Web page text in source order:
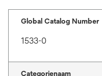
Global Catalog Number
1533-0
Categorienaam